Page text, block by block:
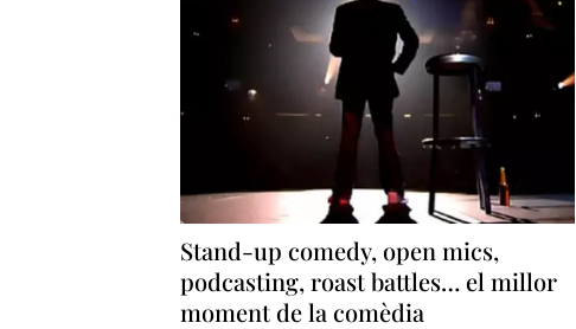
Stand-up comedy, open mics,
podcasting, roast battles… el millor
moment de la comèdia